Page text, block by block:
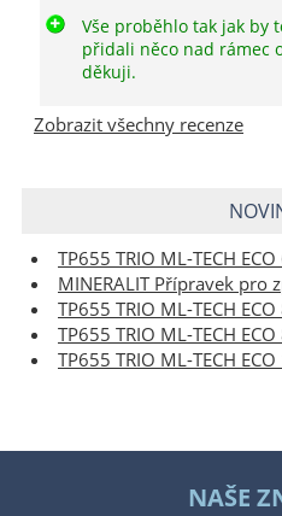
Vše proběhlo tak jak by
přidali něco nad rámec
děkuji.
Zobrazit všechny recenze
TP655 TRIO ML-TECH
MINERALIT Přípravek pro
TP655 TRIO ML-TECH
TP655 TRIO ML-TECH
TP655 TRIO ML-TECH
NAŠE